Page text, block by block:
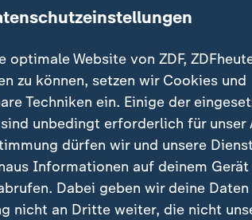
optimale Website von ZDF,
zu können, setzen wir Cookies und
Techniken ein. Einige der
unbedingt erforderlich für
dürfen wir und unsere
Informationen auf deinem
Dabei geben wir deine
nicht an Dritte weiter, die nicht